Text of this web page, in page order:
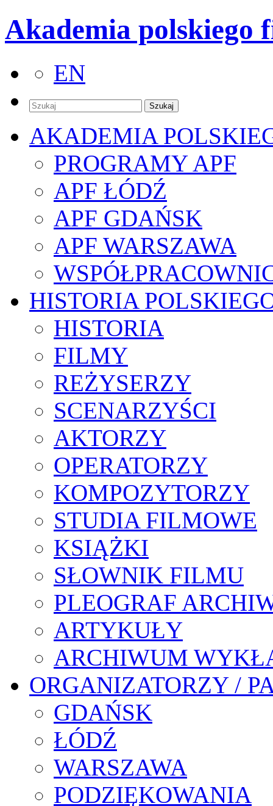
Akademia polskiego
EN
AKADEMIA
PROGRAMY APF
APF ŁÓDŹ
APF GDAŃSK
APF WARSZAWA
HISTORIA
HISTORIA
FILMY
REŻYSERZY
SCENARZYŚCI
AKTORZY
OPERATORZY
KOMPOZYTORZY
STUDIA FILMOWE
KSIĄŻKI
SŁOWNIK FILMU
PLEOGRAF
ARTYKUŁY
ARCHIWUM
ORGANIZATORZY /
GDAŃSK
ŁÓDŹ
WARSZAWA
PODZIĘKOWANIA